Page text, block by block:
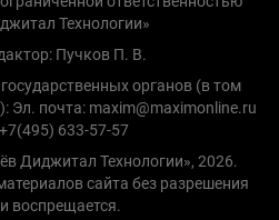
Технологии»
Пучков П. В.
органов (в том
Эл. почта: maxim@maximonline.ru
633-57-57
Диджитал Технологии», 2026.
сайта без разрешения
воспрещается.